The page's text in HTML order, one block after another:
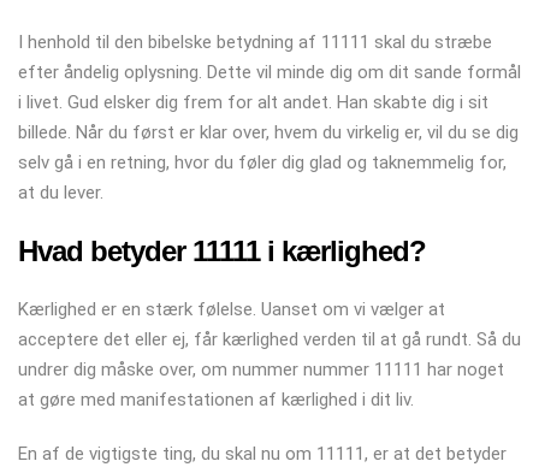
I henhold til den bibelske betydning af 11111 skal du stræbe
efter åndelig oplysning. Dette vil minde dig om dit sande formål
i livet. Gud elsker dig frem for alt andet. Han skabte dig i sit
billede. Når du først er klar over, hvem du virkelig er, vil du se dig
selv gå i en retning, hvor du føler dig glad og taknemmelig for,
at du lever.
Hvad betyder 11111 i kærlighed?
Kærlighed er en stærk følelse. Uanset om vi vælger at
acceptere det eller ej, får kærlighed verden til at gå rundt. Så du
undrer dig måske over, om nummer nummer 11111 har noget
at gøre med manifestationen af ​​kærlighed i dit liv.
En af de vigtigste ting, du skal nu om 11111, er at det betyder